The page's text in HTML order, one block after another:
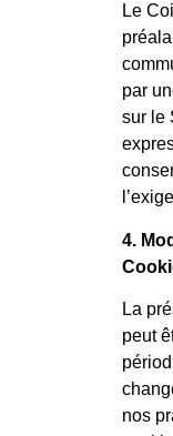
Le
par
sur le
4.
La
peut
nos